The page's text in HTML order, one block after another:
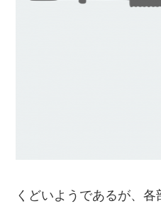
くどいようであるが、